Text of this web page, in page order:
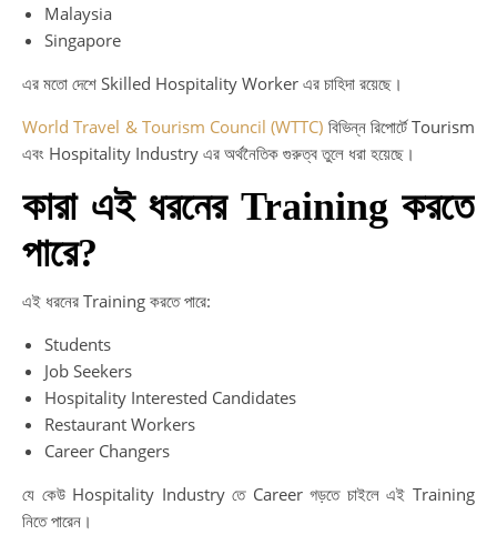
Malaysia
Singapore
এর মতো দেশে Skilled Hospitality Worker এর চাহিদা রয়েছে।
World Travel & Tourism Council (WTTC) বিভিন্ন রিপোর্টে Tourism
এবং Hospitality Industry এর অর্থনৈতিক গুরুত্ব তুলে ধরা হয়েছে।
কারা এই ধরনের Training করতে
পারে?
এই ধরনের Training করতে পারে:
Students
Job Seekers
Hospitality Interested Candidates
Restaurant Workers
Career Changers
যে কেউ Hospitality Industry তে Career গড়তে চাইলে এই Training
নিতে পারেন।